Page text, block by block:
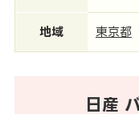
地域 東京都
日産